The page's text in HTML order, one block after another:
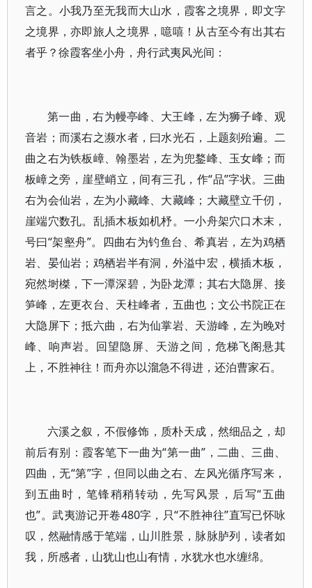
言之。小我乃至无我而大山水，霞客之境界，即文字
之境界，亦即旅人之境界，噫嘻！从古至今有出其右
者乎？徐霞客坐小舟，舟行武夷风光间：
第一曲，右为幔亭峰、大王峰，左为狮子峰、观
音岩；而溪右之濒水者，曰水光石，上题刻殆遍。二
曲之右为铁板嶂、翰墨岩，左为兜鍪峰、玉女峰；而
板嶂之旁，崖壁峭立，间有三孔，作“品”字状。三曲
右为会仙岩，左为小藏峰、大藏峰；大藏壁立千仞，
崖端穴数孔。乱插木板如机杼。一小舟架穴口木末，
号曰“架壑舟”。四曲右为钓鱼台、希真岩，左为鸡栖
岩、晏仙岩；鸡栖岩半有洞，外溢中宏，横插木板，
宛然埘榤，下一潭深碧，为卧龙潭；其右大隐屏、接
笋峰，左更衣台、天柱峰者，五曲也；文公书院正在
大隐屏下；抵六曲，右为仙掌岩、天游峰，左为晚对
峰、响声岩。回望隐屏、天游之间，危梯飞阁悬其
上，不胜神往！而舟亦以溜急不得进，还泊曹家石。
六溪之叙，不假修饰，质朴天成，然细品之，却
前后有别：霞客笔下一曲为“第一曲”，二曲、三曲、
四曲，无“第”字，但同以曲之右、左风光循序写来，
到五曲时，笔锋稍稍转动，先写风景，后写“五曲
也”。武夷游记开卷480字，只“不胜神往”直写已怀咏
叹，然融情感于笔端，山川胜景，脉脉胪列，读者如
我，所感者，山犹山也山有情，水犹水也水缠绵。